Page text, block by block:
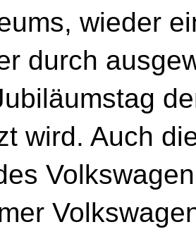
wieder
durch
wird. Auch